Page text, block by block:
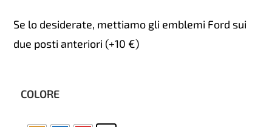
Se lo desiderate, mettiamo gli emblemi Ford sui
due posti anteriori (+10 €)
COLORE